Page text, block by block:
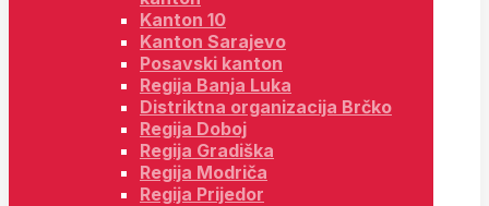
Kanton 10
Kanton Sarajevo
Posavski kanton
Regija Banja Luka
Distriktna organizacija Brčko
Regija Doboj
Regija Gradiška
Regija Modriča
Regija Prijedor